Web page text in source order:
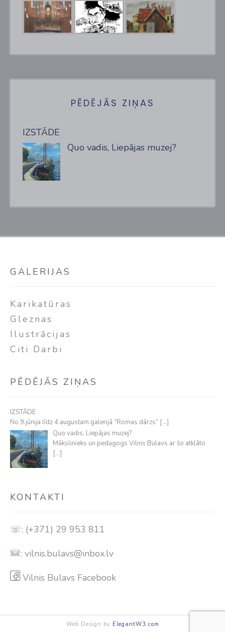
PĒDĒJĀS ZIŅAS
IZSTĀDE
Quo vadis, Liepājas muzej?
GALERIJAS
Karikatūras
Gleznas
Ilustrācijas
Citi Darbi
PĒDĒJĀS ZIŅAS
IZSTĀDE
No 9.jūnija līdz 4.augustam galerijā “Romas dārzs” […]
Quo vadis, Liepājas muzej?
Mākslinieks un pedagogs Vilnis Bulavs ar šo atklāto
[…]
KONTAKTI
☏: (+371) 29 953 811
: vilnis.bulavs@inbox.lv
Vilnis Bulavs Facebook
Web Design by ElegantW3.com